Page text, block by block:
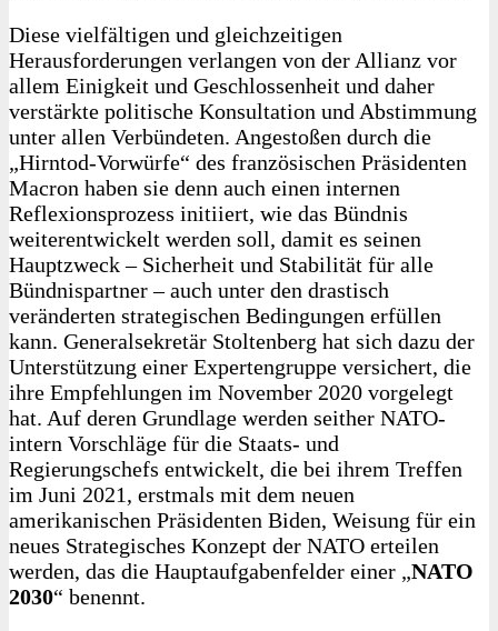
Diese vielfältigen und gleichzeitigen
Herausforderungen verlangen von der Allianz vor
allem Einigkeit und Geschlossenheit und daher
verstärkte politische Konsultation und Abstimmung
unter allen Verbündeten. Angestoßen durch die
„Hirntod-Vorwürfe“ des französischen Präsidenten
Macron haben sie denn auch einen internen
Reflexionsprozess initiiert, wie das Bündnis
weiterentwickelt werden soll, damit es seinen
Hauptzweck – Sicherheit und Stabilität für alle
Bündnispartner – auch unter den drastisch
veränderten strategischen Bedingungen erfüllen
kann. Generalsekretär Stoltenberg hat sich dazu der
Unterstützung einer Expertengruppe versichert, die
ihre Empfehlungen im November 2020 vorgelegt
hat. Auf deren Grundlage werden seither NATO-
intern Vorschläge für die Staats- und
Regierungschefs entwickelt, die bei ihrem Treffen
im Juni 2021, erstmals mit dem neuen
amerikanischen Präsidenten Biden, Weisung für ein
neues Strategisches Konzept der NATO erteilen
werden, das die Hauptaufgabenfelder einer „NATO
2030“ benennt.